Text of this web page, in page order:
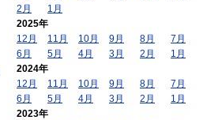
2月
1月
2025年
12月
11月 10月 9月 8月
7月
6月
5月 4月 3月 2月
1月
2024年
12月
11月 10月 9月 8月
7月
6月
5月 4月 3月 2月
1月
2023年